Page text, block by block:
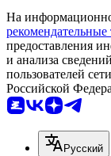
На
рекомендательные
предоставления
и анализа
пользователей
Российской
Русский